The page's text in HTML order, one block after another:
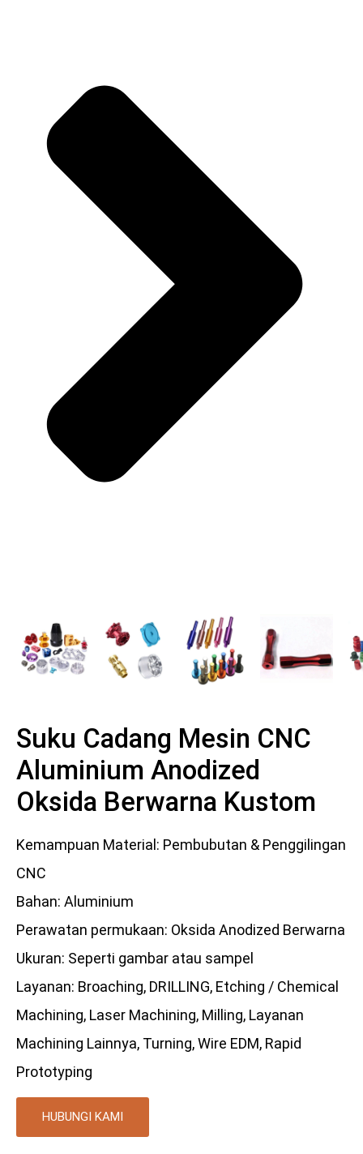
Suku Cadang Mesin CNC
Aluminium Anodized
Oksida Berwarna Kustom
Kemampuan Material: Pembubutan & Penggilingan
CNC
Bahan: Aluminium
Perawatan permukaan: Oksida Anodized Berwarna
Ukuran: Seperti gambar atau sampel
Layanan: Broaching, DRILLING, Etching / Chemical
Machining, Laser Machining, Milling, Layanan
Machining Lainnya, Turning, Wire EDM, Rapid
Prototyping
HUBUNGI KAMI